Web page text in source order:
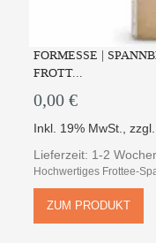
FORMESSE |
FROTT...
0,00 €
Inkl. 19% MwSt. ,
Lieferzeit: 1-2
Hochwertiges Frottee-
ZUM PRODUKT